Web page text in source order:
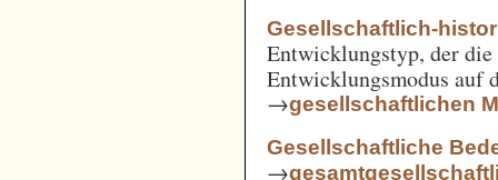
Gesellschaftlich-
Entwicklungstyp, der
Entwicklungsmodus auf
→gesellschaftlichen
Gesellschaftliche
→